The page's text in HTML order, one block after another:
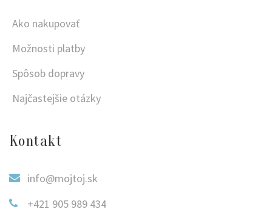
Ako nakupovať
Možnosti platby
Spôsob dopravy
Najčastejšie otázky
Kontakt
info@mojtoj.sk
+421 905 989 434